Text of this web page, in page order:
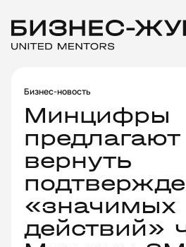
Бизнес-новость
Минцифры
предлагают
вернуть
«значимых
действий»